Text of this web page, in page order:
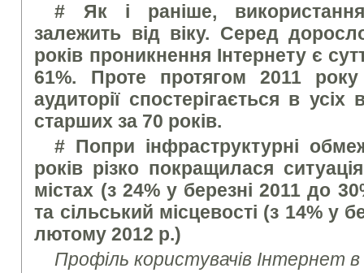
# Як і раніше, використання
залежить від віку. Серед
років проникнення Інтернету є
61%. Проте протягом 2011
аудиторії спостерігається в усіх
старших за 70 років.
# Попри інфраструктурні
років різко покращилася
містах (з 24% у березні 2011 до
та сільський місцевості (з 14% у
лютому 2012 р.)
Профіль користувачів Інтернет в